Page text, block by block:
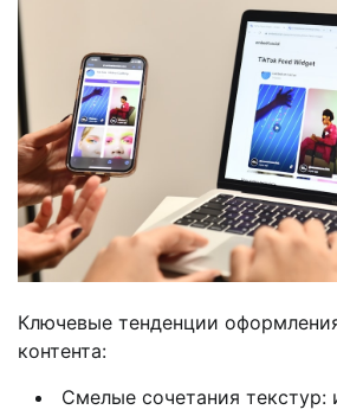
Ключевые тенденции
контента:
Смелые сочетания текстур: